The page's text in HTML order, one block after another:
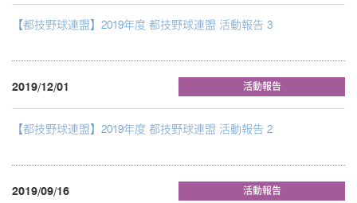
【都技野球連盟】2019年度 都技野球連盟 活動報告 3
2019/12/01 活動報告
【都技野球連盟】2019年度 都技野球連盟 活動報告 2
2019/09/16 活動報告